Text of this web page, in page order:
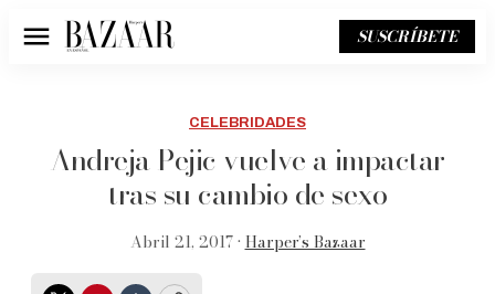
Menú SUSCRÍBETE
CELEBRIDADES
Andreja Pejic vuelve a impactar
tras su cambio de sexo
Abril 21, 2017 • Harper’s Bazaar